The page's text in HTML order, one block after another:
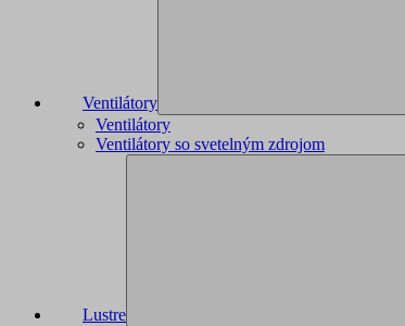
Ventilátory
Ventilátory
Ventilátory so svetelným zdrojom
Lustre